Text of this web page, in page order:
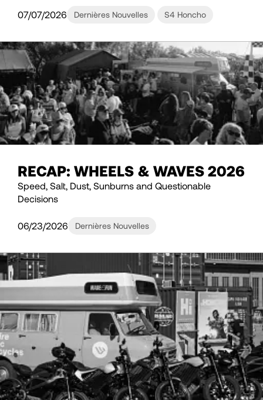
07/07/2026 Dernières Nouvelles S4 Honcho
RECAP: WHEELS & WAVES 2026
Speed, Salt, Dust, Sunburns and Questionable
Decisions
06/23/2026 Dernières Nouvelles